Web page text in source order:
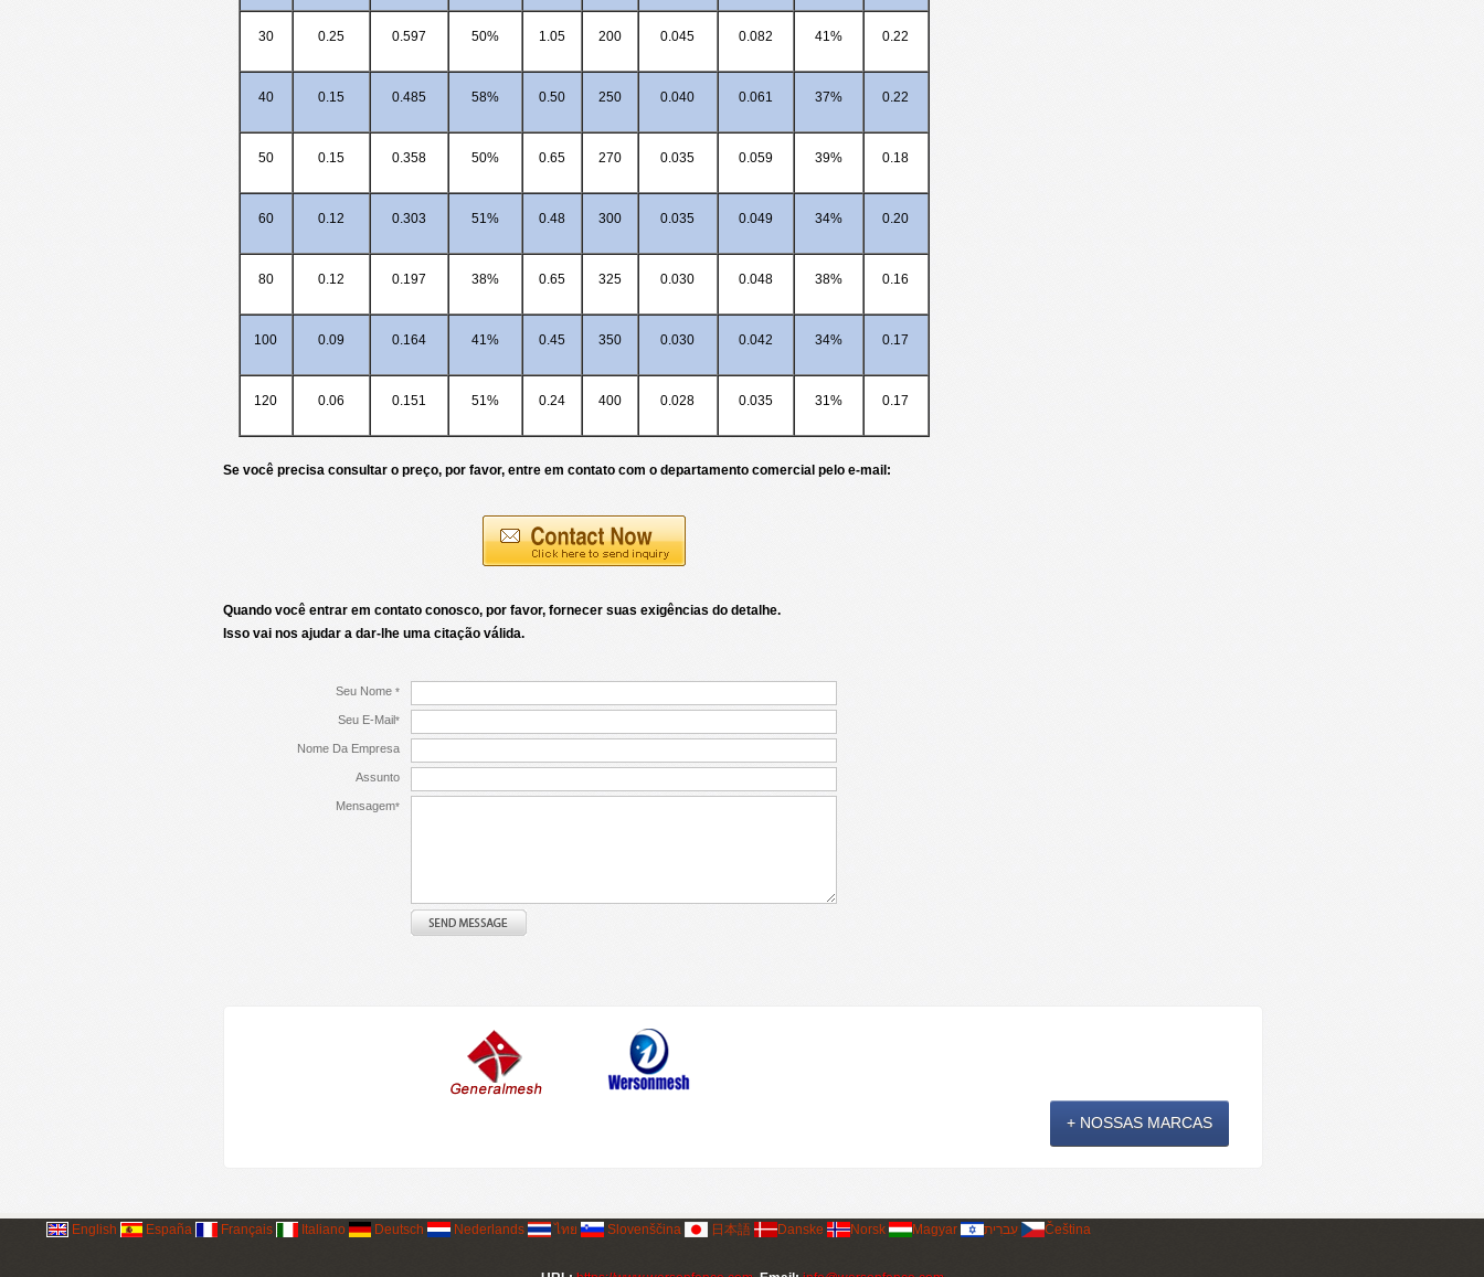
30 0.25 0.597 50% 1.05 200 0.045 0.082 41% 0.22
40 0.15 0.485 58% 0.50 250 0.040 0.061 37% 0.22
50 0.15 0.358 50% 0.65 270 0.035 0.059 39% 0.18
60 0.12 0.303 51% 0.48 300 0.035 0.049 34% 0.20
80 0.12 0.197 38% 0.65 325 0.030 0.048 38% 0.16
100 0.09 0.164 41% 0.45 350 0.030 0.042 34% 0.17
120 0.06 0.151 51% 0.24 400 0.028 0.035 31% 0.17
Se você precisa consultar o preço, por favor, entre em contato com o departamento comercial pelo e-mail:
Quando você entrar em contato conosco, por favor, fornecer suas exigências do detalhe.
Isso vai nos ajudar a dar-lhe uma citação válida.
Seu Nome *
Seu E-Mail*
Nome Da Empresa
Assunto
Mensagem*
+ NOSSAS MARCAS
English España Français Italiano Deutsch Nederlands ไทย Slovenščina 日本語 Danske Norsk Magyar עִברִית Čeština